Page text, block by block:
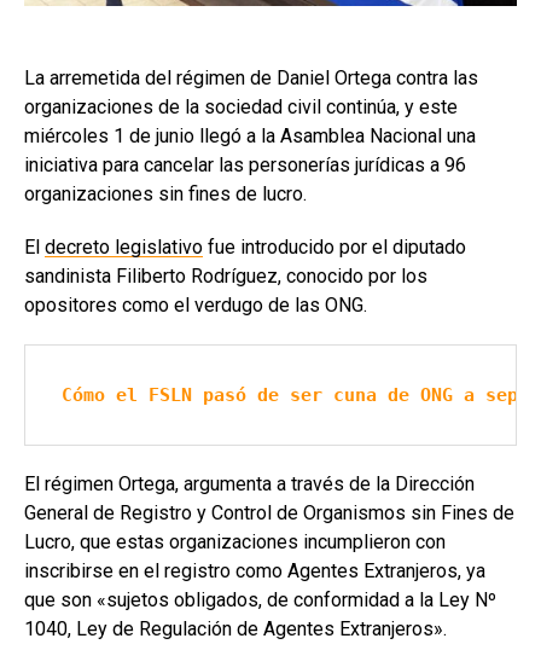
La arremetida del régimen de Daniel Ortega contra las
organizaciones de la sociedad civil continúa, y este
miércoles 1 de junio llegó a la Asamblea Nacional una
iniciativa para cancelar las personerías jurídicas a 96
organizaciones sin fines de lucro.
El decreto legislativo fue introducido por el diputado
sandinista Filiberto Rodríguez, conocido por los
opositores como el verdugo de las ONG.
Cómo el FSLN pasó de ser cuna de ONG a
El régimen Ortega, argumenta a través de la Dirección
General de Registro y Control de Organismos sin Fines de
Lucro, que estas organizaciones incumplieron con
inscribirse en el registro como Agentes Extranjeros, ya
que son «sujetos obligados, de conformidad a la Ley Nº
1040, Ley de Regulación de Agentes Extranjeros».